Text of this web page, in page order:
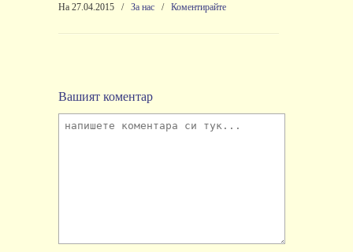
На 27.04.2015 / За нас / Коментирайте
Вашият коментар